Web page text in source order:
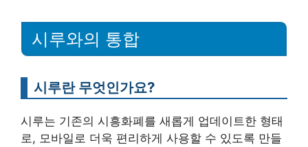
시루와의 통합
시루란 무엇인가요?
시루는 기존의 시흥화폐를 새롭게 업데이트한 형태
로, 모바일로 더욱 편리하게 사용할 수 있도록 만들